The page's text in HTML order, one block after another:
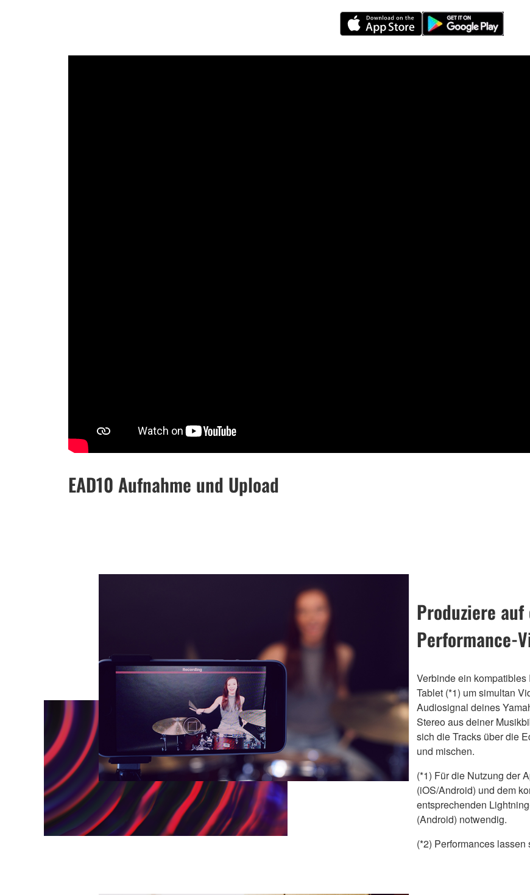
EAD10 Aufnahme und Upload
Produziere
Performance-
Verbinde ein
Tablet (*1) um simultan
Audiosignal deines
Stereo aus deiner
sich die Tracks über die
und mischen.
(*1) Für die Nutzung der
(iOS/Android) und dem
entsprechenden
(Android) notwendig.
(*2) Performances